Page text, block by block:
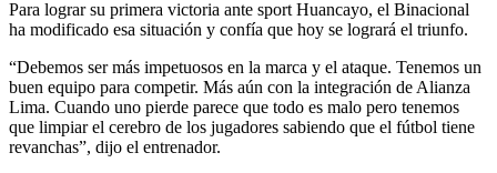
Para lograr su primera victoria ante sport Huancayo, el Binacional
ha modificado esa situación y confía que hoy se logrará el triunfo.
“Debemos ser más impetuosos en la marca y el ataque. Tenemos un
buen equipo para competir. Más aún con la integración de Alianza
Lima. Cuando uno pierde parece que todo es malo pero tenemos
que limpiar el cerebro de los jugadores sabiendo que el fútbol tiene
revanchas”, dijo el entrenador.